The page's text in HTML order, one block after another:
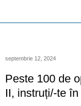
septembrie 12, 2024
Peste 100 de
II, instruți/-te